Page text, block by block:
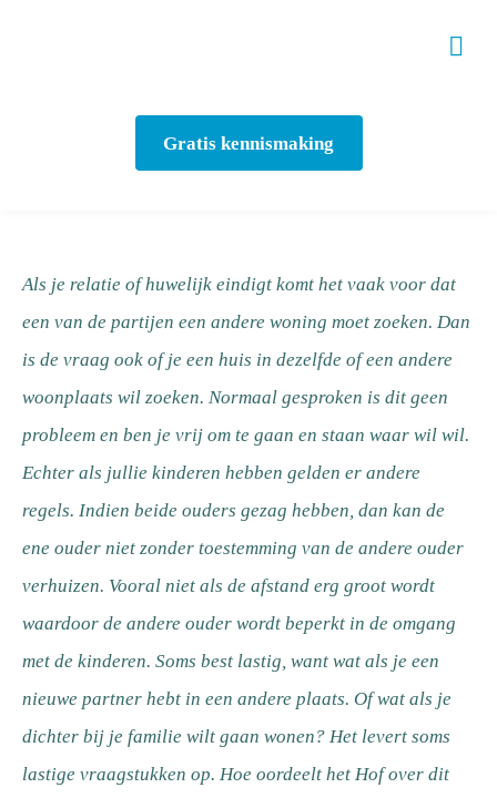
Gratis kennismaking
Als je relatie of huwelijk eindigt komt het vaak voor dat
een van de partijen een andere woning moet zoeken. Dan
is de vraag ook of je een huis in dezelfde of een andere
woonplaats wil zoeken. Normaal gesproken is dit geen
probleem en ben je vrij om te gaan en staan waar wil wil.
Echter als jullie kinderen hebben gelden er andere
regels. Indien beide ouders gezag hebben, dan kan de
ene ouder niet zonder toestemming van de andere ouder
verhuizen. Vooral niet als de afstand erg groot wordt
waardoor de andere ouder wordt beperkt in de omgang
met de kinderen. Soms best lastig, want wat als je een
nieuwe partner hebt in een andere plaats. Of wat als je
dichter bij je familie wilt gaan wonen? Het levert soms
lastige vraagstukken op. Hoe oordeelt het Hof over dit